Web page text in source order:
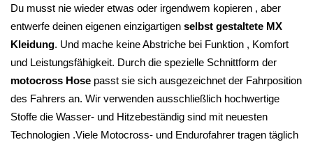
Du musst nie wieder etwas oder irgendwem kopieren , aber
entwerfe deinen eigenen einzigartigen selbst gestaltete MX
Kleidung. Und mache keine Abstriche bei Funktion , Komfort
und Leistungsfähigkeit.
motocross Hose passt sie sich ausgezeichnet der Fahrposition
des Fahrers an. Wir verwenden ausschließlich hochwertige
Stoffe die Wasser- und Hitzebeständig sind mit neuesten
Technologien .Viele Motocross- und Endurofahrer tragen täglich